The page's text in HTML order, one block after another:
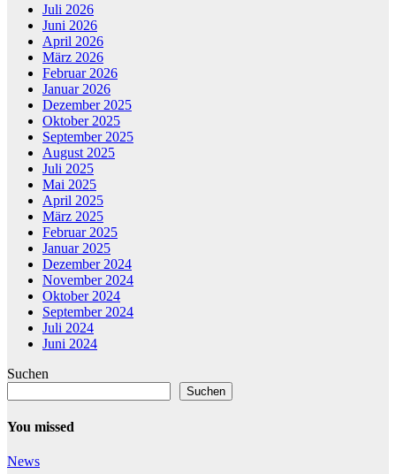
Juli 2026
Juni 2026
April 2026
März 2026
Februar 2026
Januar 2026
Dezember 2025
Oktober 2025
September 2025
August 2025
Juli 2025
Mai 2025
April 2025
März 2025
Februar 2025
Januar 2025
Dezember 2024
November 2024
Oktober 2024
September 2024
Juli 2024
Juni 2024
Suchen
Suchen
You missed
News